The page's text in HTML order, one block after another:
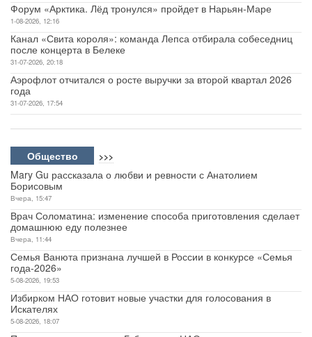
Форум «Арктика. Лёд тронулся» пройдет в Нарьян-Маре
1-08-2026, 12:16
Канал «Свита короля»: команда Лепса отбирала собеседниц
после концерта в Белеке
31-07-2026, 20:18
Аэрофлот отчитался о росте выручки за второй квартал 2026
года
31-07-2026, 17:54
Общество >>>
Mary Gu рассказала о любви и ревности с Анатолием
Борисовым
Вчера, 15:47
Врач Соломатина: изменение способа приготовления сделает
домашнюю еду полезнее
Вчера, 11:44
Семья Ванюта признана лучшей в России в конкурсе «Семья
года-2026»
5-08-2026, 19:53
Избирком НАО готовит новые участки для голосования в
Искателях
5-08-2026, 18:07